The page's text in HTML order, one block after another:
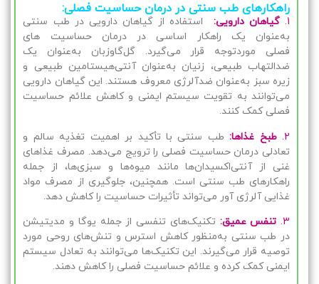
راهکارهای طب سنتی در درمان حساسیت فصلی:
1. گیاهان دارویی:
استفاده از گیاهان دارویی در طب سنتی
به‌عنوان یک راهکار اساسی در درمان حساسیت های
فصلیموردتوجه قرار می‌گیرد. گل‌گاوزبان به‌عنوان یک
ضدالتهاب طبیعی، زنیان به‌عنوان آنتی‌هیستامین طبیعی و
زیره سبز به‌عنوان ضدآلرژی معروف هستند. این گیاهان دارویی
می‌توانند به تقویت سیستم ایمنی و کاهش علائم حساسیت
فصلی کمک کنند.
2.
طبخ غذاها:طب سنتی با تأکید بر اهمیت تغذیه سالم و
تعادلی درمان حساسیت فصلی را ترویج می‌دهد. مصرف غذاهای
غنی از آنتی‌اکسیدان‌ها مانند میوه‌ها و سبزی‌ها، از جمله
راهکارهای طب سنتی است. همچنین، جلوگیری از مصرف مواد
غذایی آلرژی آور می‌تواند تأثیرات حساسیت را کاهش دهد.
3. تنفس عمیق:تکنیک‌های تنفسی از جمله یوگا و مدیتیشن
در طب سنتی به‌منظور کاهش استرس و تنش‌های روحی مورد
توصیه قرار می‌گیرند. این تکنیک‌ها می‌توانند به تعادل سیستم
ایمنی کمک کرده و علائم حساسیت فصلی را کاهش دهند.